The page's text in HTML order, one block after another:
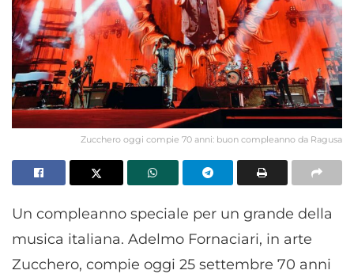
Zucchero oggi compie 70 anni: buon compleanno da Ragusa
Un compleanno speciale per un grande della
musica italiana. Adelmo Fornaciari, in arte
Zucchero, compie oggi 25 settembre 70 anni